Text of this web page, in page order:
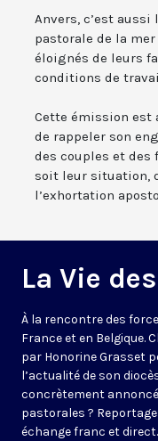
Anvers, c’est aussi
pastorale de la
éloignés de leurs
conditions de
Cette émission est
de rappeler son
des couples et des
soit leur situation,
l’exhortation
La Vie
À la rencontre des
France et en Belgique.
par Honorine Grasset
l’actualité de son
concrètement
pastorales ?
échange franc et direct.